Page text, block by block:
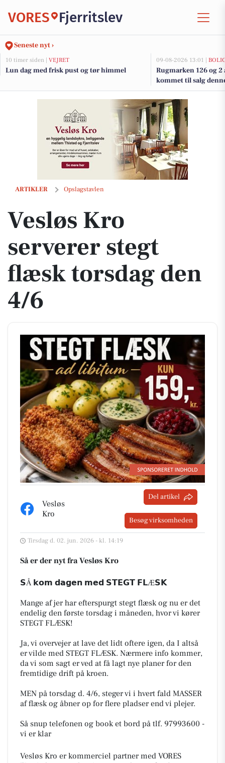
VORES Fjerritslev
Seneste nyt ›
10 timer siden | VEJRET
Lun dag med frisk pust og tør himmel
09-08-2026 13:01 |
Rugmarken 126 og
kommet til salg
boligerne her.
ARTIKLER Opslagstavlen
Vesløs Kro serverer stegt flæsk torsdag den 4/6
Vesløs Kro
serverer stegt
flæsk torsdag den
4/6
Vesløs
Kro
Del artikel
Besøg virksomheden
Tirsdag d. 02. jun. 2026 - kl. 14:19
Så er der nyt fra Vesløs Kro
𝗦Å 𝗸𝗼𝗺 𝗱𝗮𝗴𝗲𝗻 𝗺𝗲𝗱 𝗦𝗧𝗘𝗚𝗧 𝗙𝗟Æ𝗦𝗞
Mange af jer har efterspurgt stegt flæsk og nu er det
endelig den første torsdag i måneden, hvor vi kører
STEGT FLÆSK!
Ja, vi overvejer at lave det lidt oftere igen, da I altså
er vilde med STEGT FLÆSK. Nærmere info kommer,
da vi som sagt er ved at få lagt nye planer for den
fremtidige drift på kroen.
MEN på torsdag d. 4/6, steger vi i hvert fald MASSER
af flæsk og åbner op for flere pladser end vi plejer.
Så snup telefonen og book et bord på tlf. 97993600 -
vi er klar
Vesløs Kro er kommerciel partner med VORES